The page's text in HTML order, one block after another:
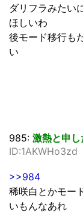
ダリフラみたい
ほしいわ
後モード移行も
い
985: 激熱と申し
ID:1AKWHo3zd
>>984
稀咲白とかモー
いもんなあれ